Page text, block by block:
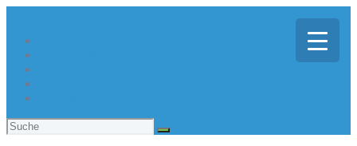
Suchen
nach: